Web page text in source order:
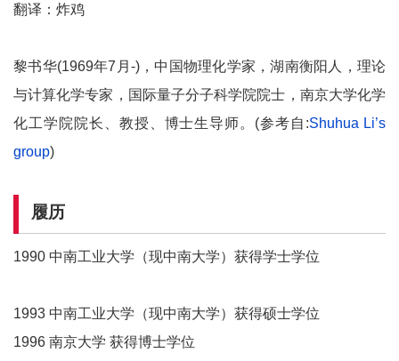
翻译：炸鸡
黎书华(1969年7月-)，中国物理化学家，湖南衡阳人，理论
与计算化学专家，国际量子分子科学院院士，南京大学化学
化工学院院长、教授、博士生导师。(参考自:Shuhua Li’s
group)
履历
1990 中南工业大学（现中南大学）获得学士学位
1993 中南工业大学（现中南大学）获得硕士学位
1996 南京大学 获得博士学位